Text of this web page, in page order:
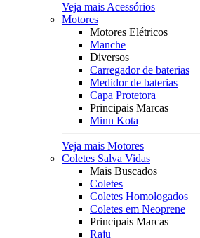
Veja mais Acessórios
Motores
Motores Elétricos
Manche
Diversos
Carregador de baterias
Medidor de baterias
Capa Protetora
Principais Marcas
Minn Kota
Veja mais Motores
Coletes Salva Vidas
Mais Buscados
Coletes
Coletes Homologados
Coletes em Neoprene
Principais Marcas
Raju